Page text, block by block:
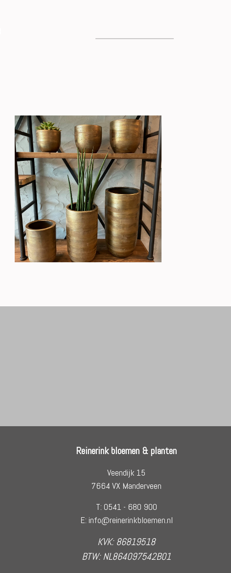
Reinerink bloemen & planten
Veendijk 15
7664 VX Manderveen
T: 0541 - 680 900
E: info@reinerinkbloemen.nl
KVK: 86819518
BTW: NL864097542B01